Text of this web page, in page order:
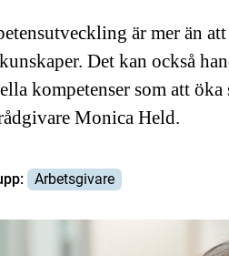
är mer än
Det kan också
kompetenser som att
Monica Held.
Arbetsgivare